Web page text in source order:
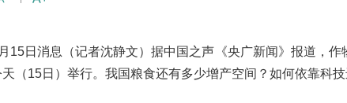
15日消息（记者沈静文）据中国之声《央广新闻》报道，
（15日）举行。我国粮食还有多少增产空间？如何依靠科